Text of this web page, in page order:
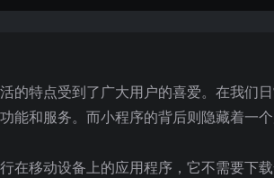
的特点受到了广大用户的喜爱。在我们
能和服务。而小程序的背后则隐藏着一
在移动设备上的应用程序，它不需要下载